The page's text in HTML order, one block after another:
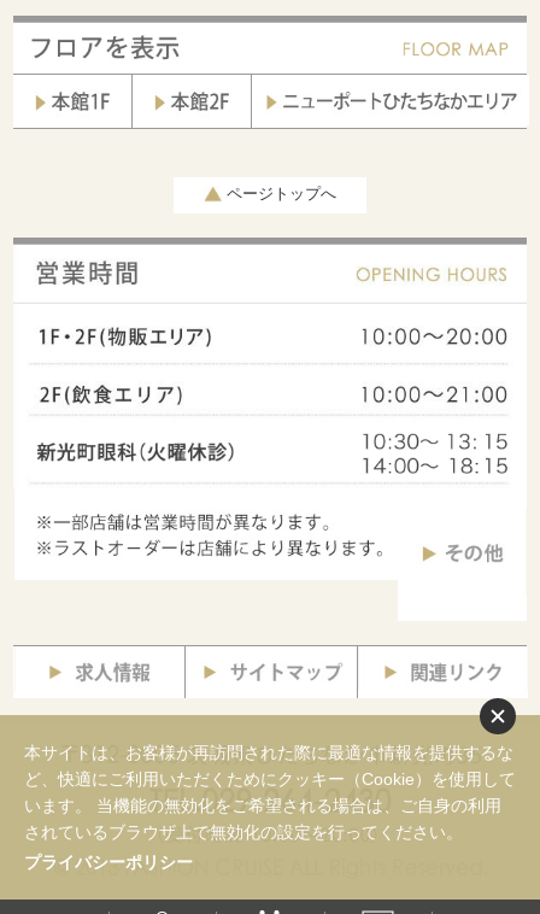
ページトップへ
本サイトは、お客様が再訪問された際に最適な情報を提供するな
ど、快適にご利用いただくためにクッキー（Cookie）を使用して
います。 当機能の無効化をご希望される場合は、ご自身の利用
されているブラウザ上で無効化の設定を行ってください。
プライバシーポリシー